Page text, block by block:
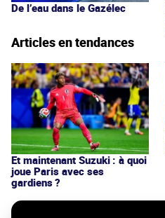
De l’eau dans le Gazélec
Articles en tendances
Et maintenant Suzuki : à quoi
joue Paris avec ses
gardiens ?